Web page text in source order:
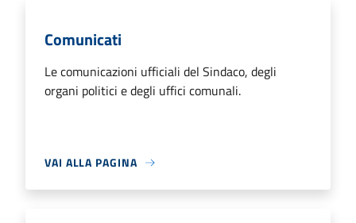
Comunicati
Le comunicazioni ufficiali del Sindaco, degli
organi politici e degli uffici comunali.
VAI ALLA PAGINA